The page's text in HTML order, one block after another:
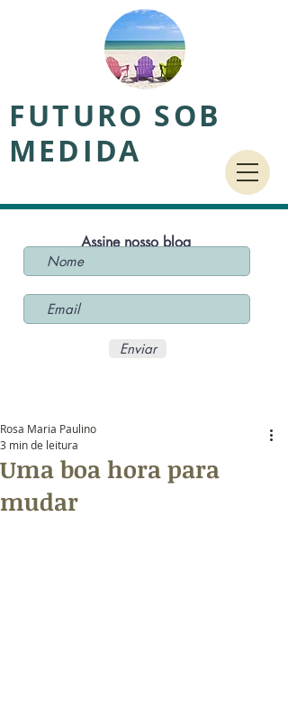
FUTURO SOB
MEDIDA
Assine nosso blog
Enviar
Uma boa hora para
mudar
Rosa Maria Paulino
3 min de leitura